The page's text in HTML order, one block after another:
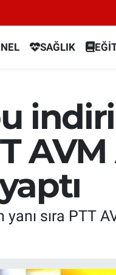
SAĞLIK
sıra PTT